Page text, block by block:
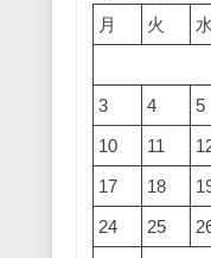
月
火 水
3
4 5
10
11
17
18
24
25